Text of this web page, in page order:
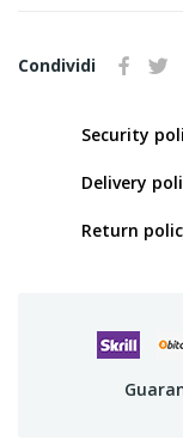
Condividi
Security
Delivery
Return